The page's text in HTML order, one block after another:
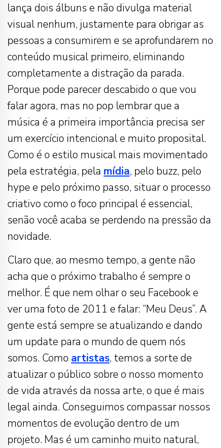
lança dois álbuns e não divulga material
visual nenhum, justamente para obrigar as
pessoas a consumirem e se aprofundarem no
conteúdo musical primeiro, eliminando
completamente a distração da parada.
Porque pode parecer descabido o que vou
falar agora, mas no pop lembrar que a
música é a primeira importância precisa ser
um exercício intencional e muito proposital.
Como é o estilo musical mais movimentado
pela estratégia, pela mídia, pelo buzz, pelo
hype e pelo próximo passo, situar o processo
criativo como o foco principal é essencial,
senão você acaba se perdendo na pressão da
novidade.
Claro que, ao mesmo tempo, a gente não
acha que o próximo trabalho é sempre o
melhor. É que nem olhar o seu Facebook e
ver uma foto de 2011 e falar: “Meu Deus”. A
gente está sempre se atualizando e dando
um update para o mundo de quem nós
somos. Como artistas, temos a sorte de
atualizar o público sobre o nosso momento
de vida através da nossa arte, o que é mais
legal ainda. Conseguimos compassar nossos
momentos de evolução dentro de um
projeto. Mas é um caminho muito natural,